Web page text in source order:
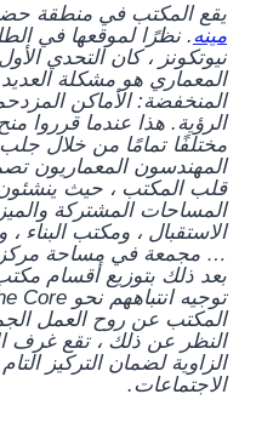
يقع المكتب في منطقة
مينه. نظرًا لموقعها في
نيوتكونز ، كان التحدي
المعماري هو مشكلة
المنخفضة: الأماكن
مختلفًا تمامًا من خلال
المهندسون المعماريون
قلب المكتب ، حيث ينشئون
المساحات المشتركة
الاستقبال ، ومكتب
… مجمعة في مساحة
بعد ذلك بتوزيع أقسام
المكتب عن روح العمل
النظر عن ذلك ، تقع
الزاوية لضمان التركيز
الاجتماعات.